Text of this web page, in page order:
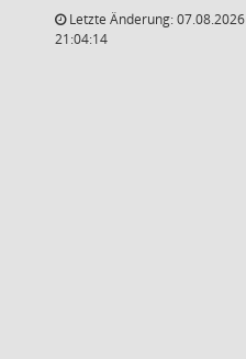
Letzte Änderung: 07.08.2026
21:04:14